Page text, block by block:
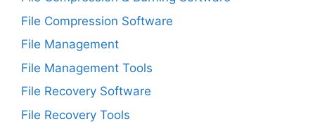
File Compression Software
File Management
File Management Tools
File Recovery Software
File Recovery Tools